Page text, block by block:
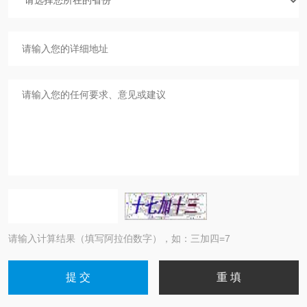
请输入计算结果（填写阿拉伯数字），如：三加四=7